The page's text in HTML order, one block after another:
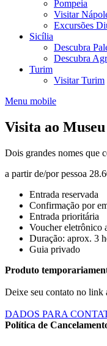
Pompeia
Visitar
Excursões
Sicília
Descubra
Descubra
Turim
Visitar Turim
Menu mobile
Visita ao
Dois grandes nomes que
a partir de/por pessoa
Entrada reservada
Confirmação por
Entrada prioritária
Voucher eletrônico
Duração: aprox. 3
Guia privado
Produto
Deixe seu contato no link
DADOS PARA
Política de